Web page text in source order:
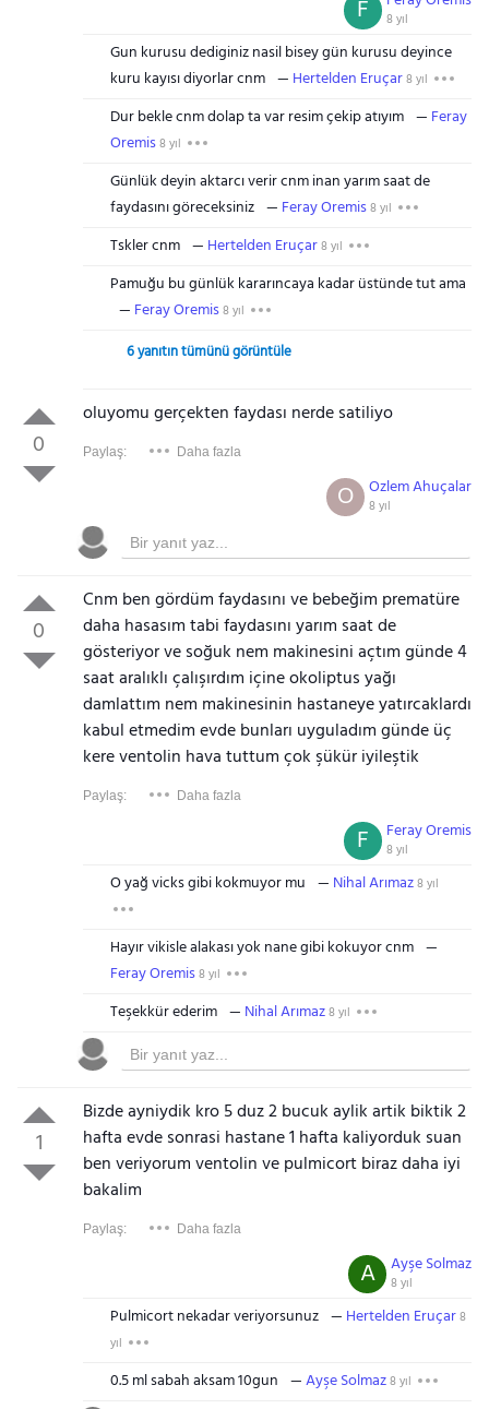
8 yıl
F
Gun kurusu dediginiz nasil bisey gün kurusu deyince
kuru kayısı diyorlar cnm
Hertelden Eruçar8 yıl
Dur bekle cnm dolap ta var resim çekip atıyım
Feray
Oremis8 yıl
Günlük deyin aktarcı verir cnm inan yarım saat de
faydasını göreceksiniz
Feray Oremis8 yıl
Tskler cnm Hertelden Eruçar8 yıl
Pamuğu bu günlük kararıncaya kadar üstünde tut ama
Feray Oremis8 yıl
6 yanıtın tümünü görüntüle
0
oluyomu gerçekten faydası nerde satiliyo
Paylaş: Daha fazla
Ozlem Ahuçalar
8 yıl
O
0
Cnm ben gördüm faydasını ve bebeğim prematüre
daha hasasım tabi faydasını yarım saat de
gösteriyor ve soğuk nem makinesini açtım günde 4
saat aralıklı çalışırdım içine okoliptus yağı
damlattım nem makinesinin hastaneye yatırcaklardı
kabul etmedim evde bunları uyguladım günde üç
kere ventolin hava tuttum çok şükür iyileştik
Paylaş: Daha fazla
Feray Oremis
8 yıl
F
O yağ vicks gibi kokmuyor mu Nihal Arımaz8 yıl
Hayır vikisle alakası yok nane gibi kokuyor cnm
Feray Oremis8 yıl
Teşekkür ederim Nihal Arımaz8 yıl
1
Bizde ayniydik kro 5 duz 2 bucuk aylik artik biktik 2
hafta evde sonrasi hastane 1 hafta kaliyorduk suan
ben veriyorum ventolin ve pulmicort biraz daha iyi
bakalim
Paylaş: Daha fazla
Ayşe Solmaz
8 yıl
A
Pulmicort nekadar veriyorsunuz Hertelden Eruçar8
yıl
0.5 ml sabah aksam 10gun Ayşe Solmaz8 yıl